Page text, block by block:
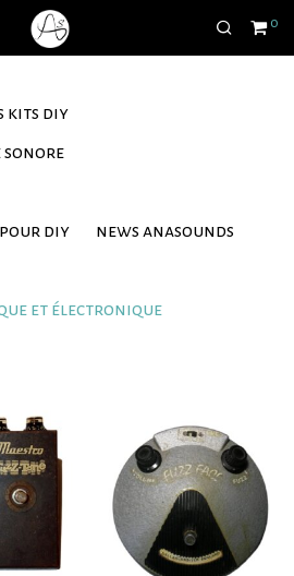
0
kits diy
sonore
diy
news anasounds
et électronique